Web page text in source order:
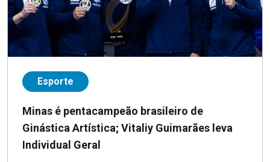
Esporte
Minas é pentacampeão brasileiro de
Ginástica Artística; Vitaliy Guimarães leva
Individual Geral